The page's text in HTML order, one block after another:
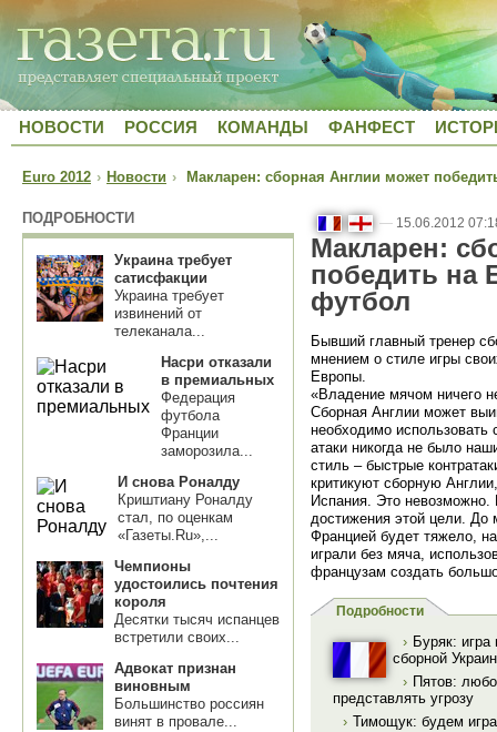
НОВОСТИ РОССИЯ КОМАНДЫ ФАНФЕСТ
Euro 2012 › Новости › Макларен: сборная Англии может
ПОДРОБНОСТИ
Украина требует
сатисфакции
Украина требует
извинений от
телеканала...
Насри отказали
в премиальных
Федерация
футбола
Франции
заморозила...
И снова Роналду
Криштиану Роналду
стал, по оценкам
«Газеты.Ru»,...
Чемпионы
удостоились почтения
короля
Десятки тысяч испанцев
встретили своих...
Адвокат признан
виновным
Большинство россиян
винят в провале...
— 15.06.2012
Макларен:
победить на
футбол
Бывший главный тренер
мнением о стиле игры
Европы.
«Владение мячом ничего
Сборная Англии может
необходимо использовать
атаки никогда не было
стиль – быстрые
критикуют сборную
Испания. Это невозможно.
достижения этой цели. До
Францией будет тяжело,
играли без мяча,
французам создать
Подробности
› Буряк:
сборной
› Пятов:
представлять угрозу
› Тимощук: будем